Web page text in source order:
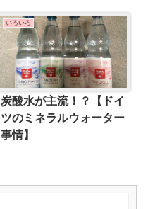
いろいろ
炭酸水が主流！？【ドイ
ツのミネラルウォーター
事情】